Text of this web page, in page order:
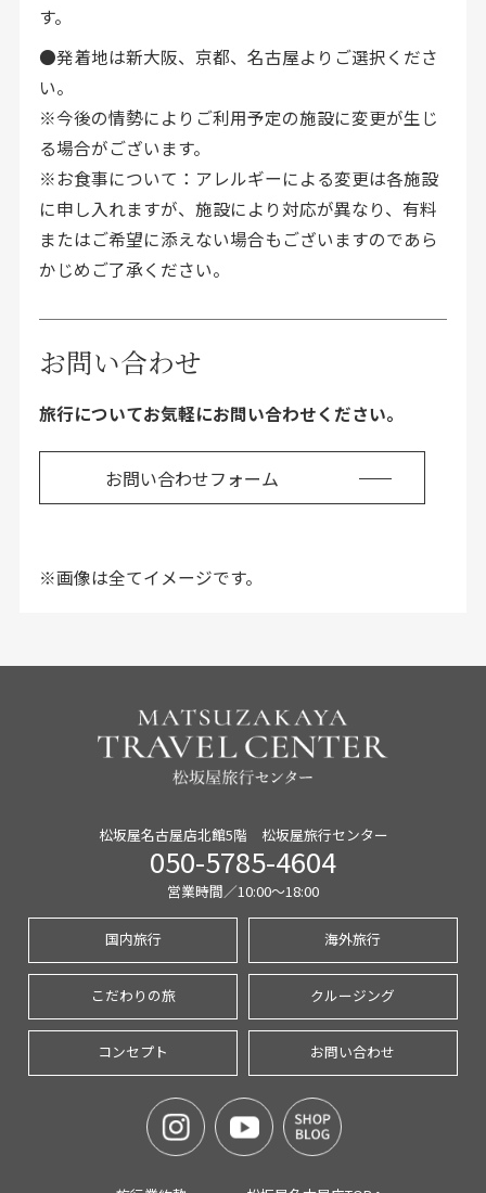
す。
●発着地は新大阪、京都、名古屋よりご選択くださ
い。
※今後の情勢によりご利用予定の施設に変更が生じ
る場合がございます。
※お食事について：アレルギーによる変更は各施設
に申し入れますが、施設により対応が異なり、有料
またはご希望に添えない場合もございますのであら
かじめご了承ください。
お問い合わせ
旅行についてお気軽にお問い合わせください。
お問い合わせフォーム
※画像は全てイメージです。
松坂屋名古屋店北館5階 松坂屋旅行センター
050-5785-4604
営業時間／10:00〜18:00
国内旅行 海外旅行
こだわりの旅 クルージング
コンセプト お問い合わせ